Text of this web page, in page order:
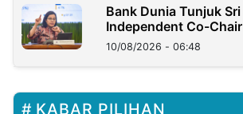
Bank Dunia Tunjuk
Independent Co-
10/08/2026 - 06:48
KABAR PILIHAN